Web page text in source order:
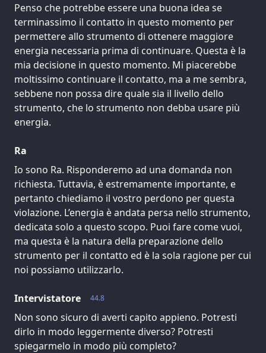
Penso che potrebbe essere una buona idea se
terminassimo il contatto in questo momento per
permettere allo strumento di ottenere maggiore
energia necessaria prima di continuare. Questa è la
mia decisione in questo momento. Mi piacerebbe
moltissimo continuare il contatto, ma a me sembra,
sebbene non possa dire quale sia il livello dello
strumento, che lo strumento non debba usare più
energia.
Ra
Io sono Ra. Risponderemo ad una domanda non
richiesta. Tuttavia, è estremamente importante, e
pertanto chiediamo il vostro perdono per questa
violazione. L’energia è andata persa nello strumento,
dedicata solo a questo scopo. Puoi fare come vuoi,
ma questa è la natura della preparazione dello
strumento per il contatto ed è la sola ragione per cui
noi possiamo utilizzarlo.
44.8
Intervistatore
Non sono sicuro di averti capito appieno. Potresti
dirlo in modo leggermente diverso? Potresti
spiegarmelo in modo più completo?